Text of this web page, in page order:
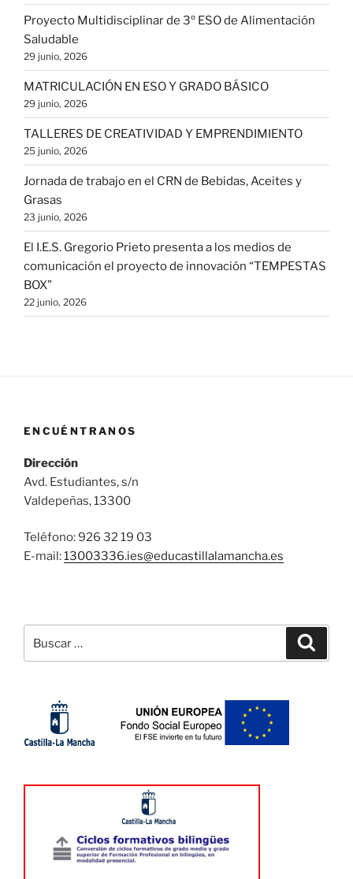
Proyecto Multidisciplinar de 3º ESO de Alimentación
Saludable
29 junio, 2026
MATRICULACIÓN EN ESO Y GRADO BÁSICO
29 junio, 2026
TALLERES DE CREATIVIDAD Y EMPRENDIMIENTO
25 junio, 2026
Jornada de trabajo en el CRN de Bebidas, Aceites y
Grasas
23 junio, 2026
El I.E.S. Gregorio Prieto presenta a los medios de
comunicación el proyecto de innovación “TEMPESTAS
BOX”
22 junio, 2026
ENCUÉNTRANOS
Dirección
Avd. Estudiantes, s/n
Valdepeñas, 13300
Teléfono: 926 32 19 03
E-mail:13003336.ies@educastillalamancha.es
por: